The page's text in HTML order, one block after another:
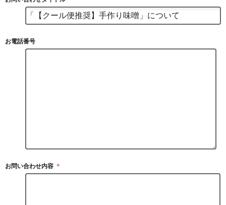
お電話番号
お問い合わせ内容 ＊